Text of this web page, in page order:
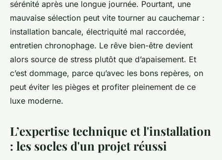
Blancheline •14/04/2026 15:04• 8 min de lecture
sérénité après une longue journée. Pourtant, une
mauvaise sélection peut vite tourner au cauchemar :
installation bancale, électriquité mal raccordée,
entretien chronophage. Le rêve bien-être devient
alors source de stress plutôt que d’apaisement. Et
c’est dommage, parce qu’avec les bons repères, on
peut éviter les pièges et profiter pleinement de ce
luxe moderne.
L’expertise technique et l'installation
: les socles d'un projet réussi